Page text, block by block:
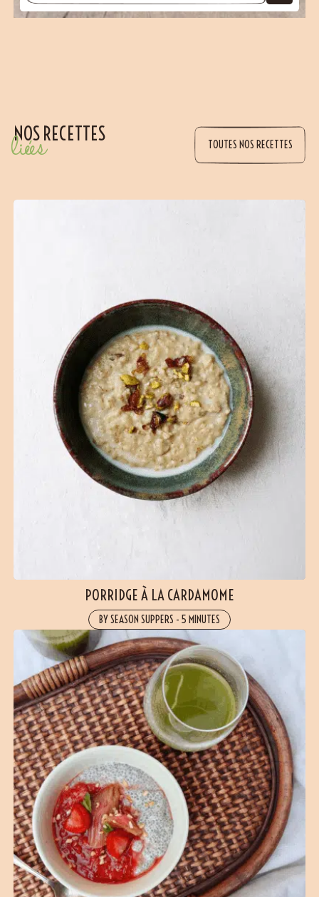
(9 avis)
NOS RECETTES
liées TOUTES NOS RECETTES
PORRIDGE À LA CARDAMOME
BY SEASON SUPPERS - 5 MINUTES